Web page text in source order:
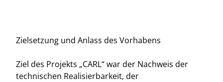
Zielsetzung und Anlass des Vorhabens
Ziel des Projekts „CARL“ war der Nachweis der
technischen Realisierbarkeit, der